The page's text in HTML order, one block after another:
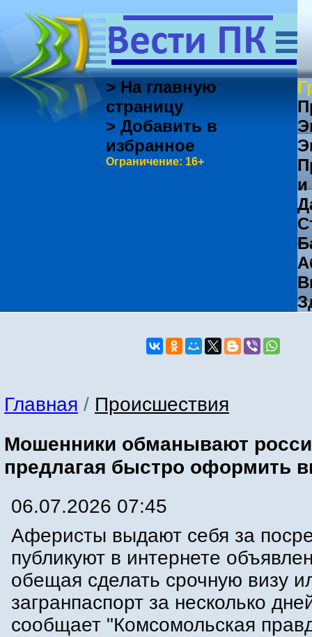
> На главную
страницу
> Добавить в
избранное
Ограничение: 16+
Главная / Происшествия
Мошенники обманывают
предлагая быстро оформить
06.07.2026 07:45
Аферисты выдают себя за
публикуют в интернете
обещая сделать срочную визу
загранпаспорт за несколько
сообщает "Комсомольская